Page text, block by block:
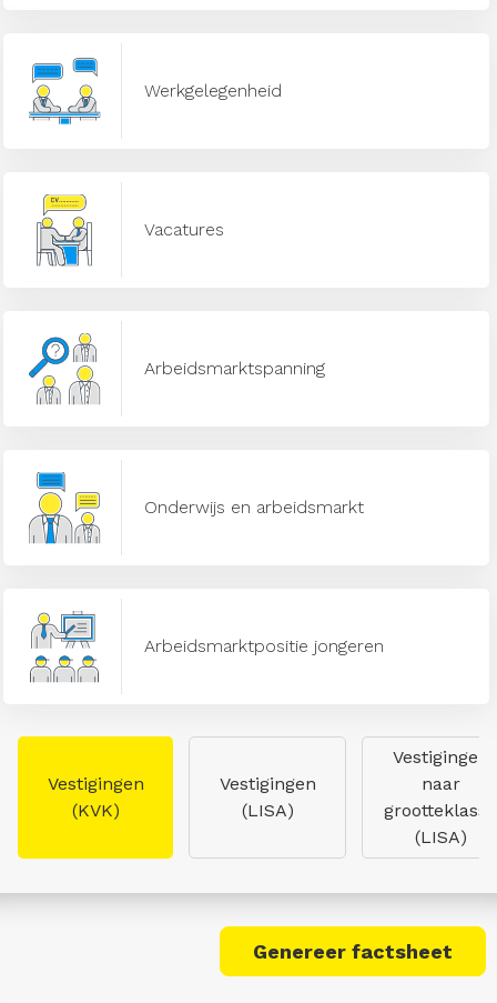
Werkgelegenheid
Vacatures
Arbeidsmarktspanning
Onderwijs en arbeidsmarkt
Arbeidsmarktpositie jongeren
Vestigingen
(KVK)
Vestigingen
(LISA)
Vestigingen
naar
grootteklasse
(LISA)
Genereer factsheet